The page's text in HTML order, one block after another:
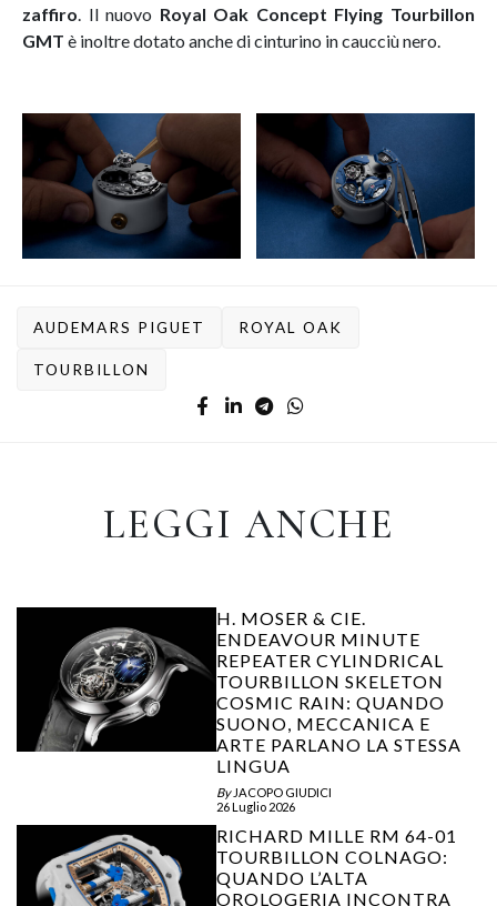
zaffiro. Il nuovo Royal Oak Concept Flying Tourbillon
GMT è inoltre dotato anche di cinturino in caucciù nero.
AUDEMARS PIGUET ROYAL OAK
TOURBILLON
LEGGI ANCHE
H. MOSER & CIE.
ENDEAVOUR MINUTE
REPEATER CYLINDRICAL
TOURBILLON SKELETON
COSMIC RAIN: QUANDO
SUONO, MECCANICA E
ARTE PARLANO LA STESSA
LINGUA
By JACOPO GIUDICI
26 Luglio 2026
RICHARD MILLE RM 64-01
TOURBILLON COLNAGO:
QUANDO L’ALTA
OROLOGERIA INCONTRA